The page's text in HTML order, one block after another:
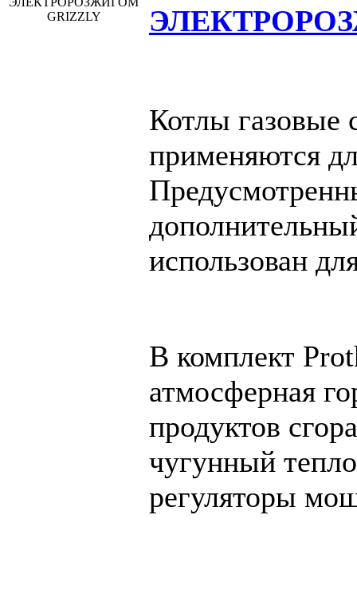
Котлы газовые
применяются
использован
В комплект
атмосферная
продуктов
чугунный
регуляторы